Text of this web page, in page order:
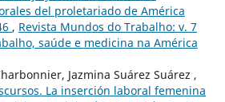
del proletariado de América
, Revista Mundos do Trabalho: v. 7
saúde e medicina na América
Jazmina Suárez Suárez ,
La inserción laboral femenina